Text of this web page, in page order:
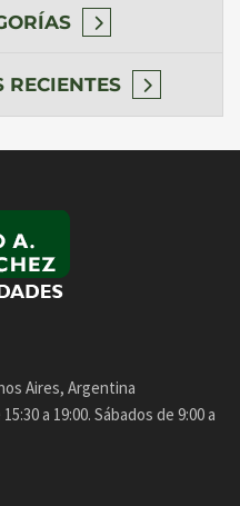
RECIENTES
Aires, Argentina
a 19:00. Sábados de 9:00 a